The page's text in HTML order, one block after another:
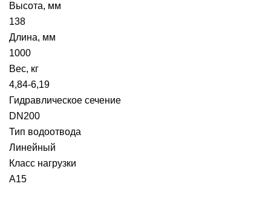
Высота, мм
138
Длина, мм
1000
Вес, кг
4,84-6,19
Гидравлическое сечение
DN200
Тип водоотвода
Линейный
Класс нагрузки
A15